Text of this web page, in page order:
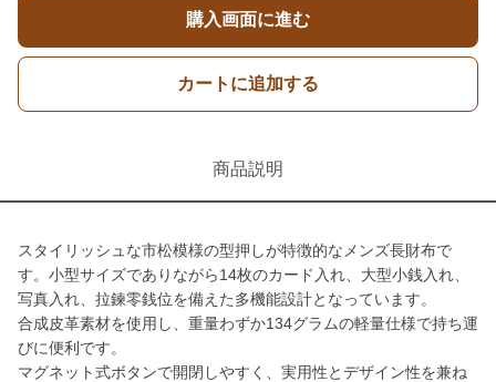
購入画面に進む
カートに追加する
商品説明
スタイリッシュな市松模様の型押しが特徴的なメンズ長財布で
す。小型サイズでありながら14枚のカード入れ、大型小銭入れ、
写真入れ、拉鍊零銭位を備えた多機能設計となっています。
合成皮革素材を使用し、重量わずか134グラムの軽量仕様で持ち運
びに便利です。
マグネット式ボタンで開閉しやすく、実用性とデザイン性を兼ね